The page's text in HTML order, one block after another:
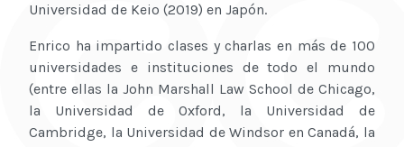
Universidad de Keio (2019) en Japón.
Enrico ha impartido clases y charlas en más de 100
universidades e instituciones de todo el mundo
(entre ellas la John Marshall Law School de Chicago,
la Universidad de Oxford, la Universidad de
Cambridge, la Universidad de Windsor en Canadá, la